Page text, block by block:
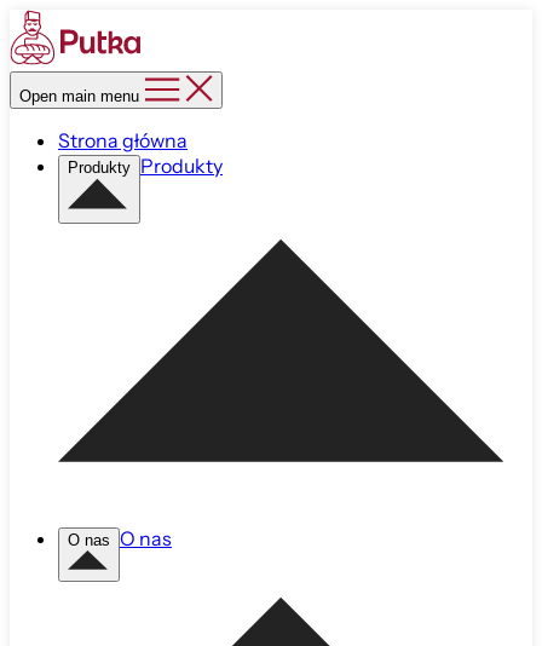
Open main menu
Strona główna
Produkty Produkty
O nas O nas